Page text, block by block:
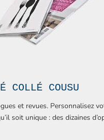
COLLÉ COUSU
et revues. Personnalisez
soit unique : des dizaines